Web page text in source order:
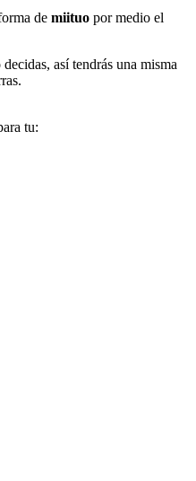
de miituo por medio el
así tendrás una misma
tu: